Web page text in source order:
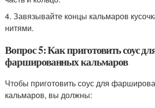
4. Завязывайте концы кальмаров
нитями.
Вопрос 5: Как приготовить соус
фаршированных кальмаров
Чтобы приготовить соус для
кальмаров, вы должны: